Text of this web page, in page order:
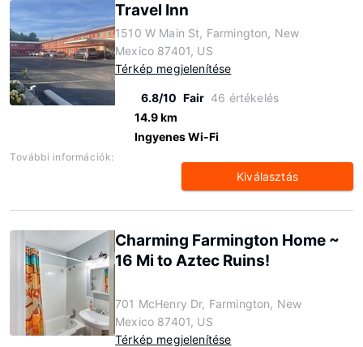
Travel Inn
1510 W Main St, Farmington, New
Mexico 87401, US
Térkép megjelenítése
6.8/10 Fair 46 értékelés
14.9 km
Ingyenes Wi-Fi
További információk:
Kiválasztás
Charming Farmington Home ~
16 Mi to Aztec Ruins!
701 McHenry Dr, Farmington, New
Mexico 87401, US
Térkép megjelenítése